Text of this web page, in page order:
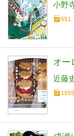
小野
551
オー
近藤
1555